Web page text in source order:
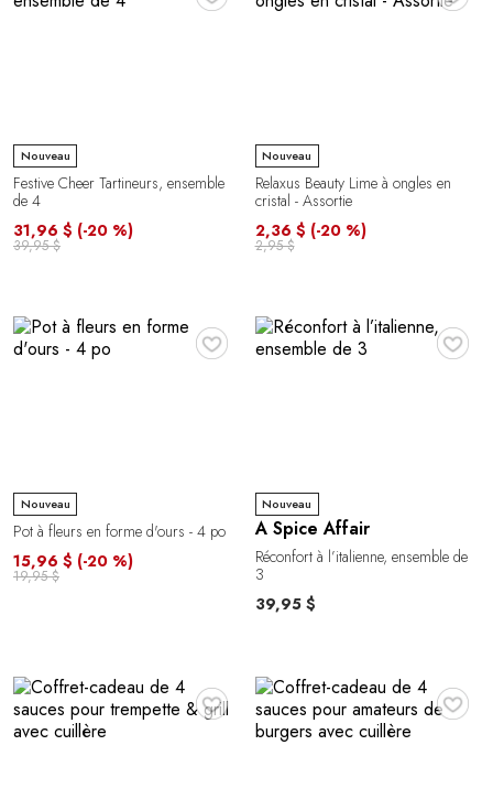
Nouveau
Festive Cheer Tartineurs, ensemble
de 4
31,96 $ (-20 %)
39,95 $
Nouveau
Relaxus Beauty Lime à ongles en
cristal - Assortie
2,36 $ (-20 %)
2,95 $
♥
Nouveau
Pot à fleurs en forme d'ours - 4 po
15,96 $ (-20 %)
19,95 $
♥
Nouveau
A Spice Affair
Réconfort à l’italienne, ensemble de
3
39,95 $
♥ ♥